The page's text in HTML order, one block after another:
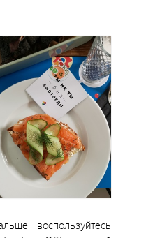
воспользуйтесь